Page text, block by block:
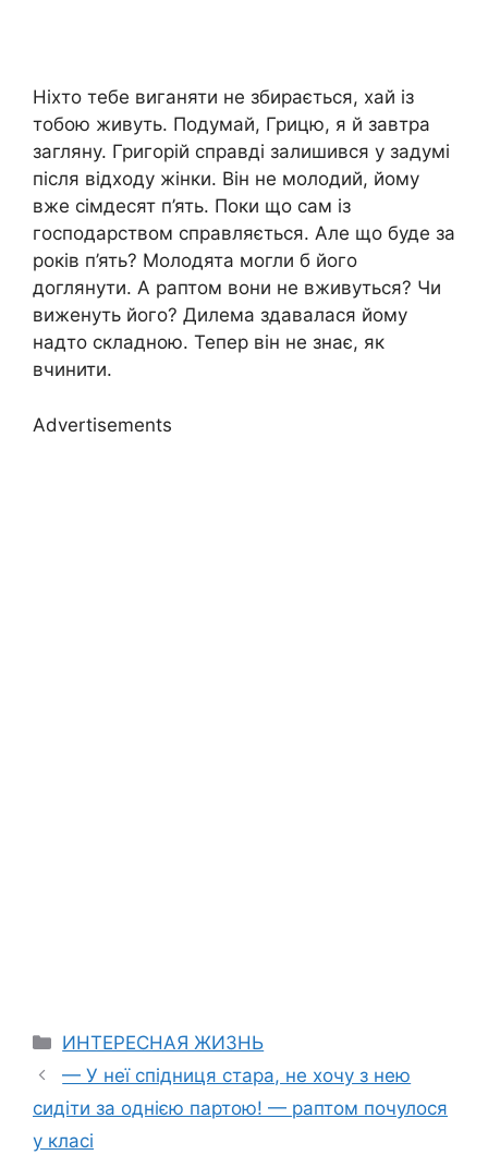
Ніхто тебе виганяти не збирається, хай із
тобою живуть. Подумай, Грицю, я й завтра
загляну. Григорій справді залишився у задумі
після відходу жінки. Він не молодий, йому
вже сімдесят п’ять. Поки що сам із
господарством справляється. Але що буде за
років п’ять? Молодята могли б його
доглянути. А раптом вони не вживуться? Чи
виженуть його? Дилема здавалася йому
надто складною. Тепер він не знає, як
вчинити.
Advertisements
Categories
ИНТЕРЕСНАЯ ЖИЗНЬ
— У неї спідниця стара, не хочу з нею
сидіти за однією партою! — раптом почулося
у класі